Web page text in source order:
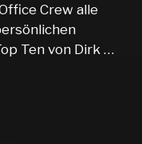
Crew alle
Ten von Dirk …